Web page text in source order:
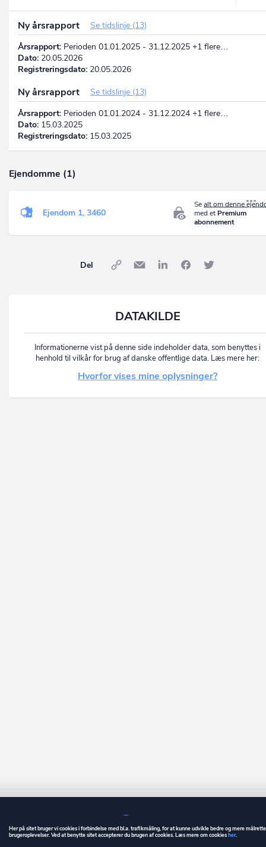
Ny årsrapport
Se tidslinje (13)
Årsrapport: Perioden 01.01.2025 - 31.12.2025 +1 flere…
Dato: 20.05.2026
Registreringsdato: 20.05.2026
Ny årsrapport
Se tidslinje (13)
Årsrapport: Perioden 01.01.2024 - 31.12.2024 +1 flere…
Dato: 15.03.2025
Registreringsdato: 15.03.2025
Ejendomme (1)
Sealt om denne
med et Premium
abonnement
Ejendom 1, 3460
Del
DATAKILDE
Informationerne vist på denne side indeholder data, som benyttes i
henhold til vilkår for brug af danske offentlige data. Læs mere her:
Hvorfor vises mine oplysninger?
Her på sitet bruger vi cookies i forbindelse med bl.a. trafikmåling, for at kunne udvikle bedre og mere
brugeroplevelser. Ved at benytte sitet accepterer du brugen af cookies. Læs mere om cookiesher.